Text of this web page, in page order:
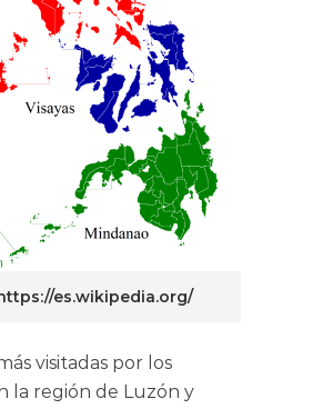
es.wikipedia.org/
visitadas por los
la región de Luzón y